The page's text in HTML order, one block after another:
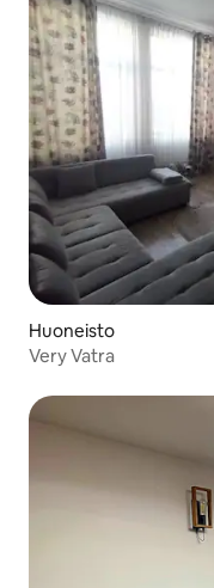
Huoneisto
Very Vatra